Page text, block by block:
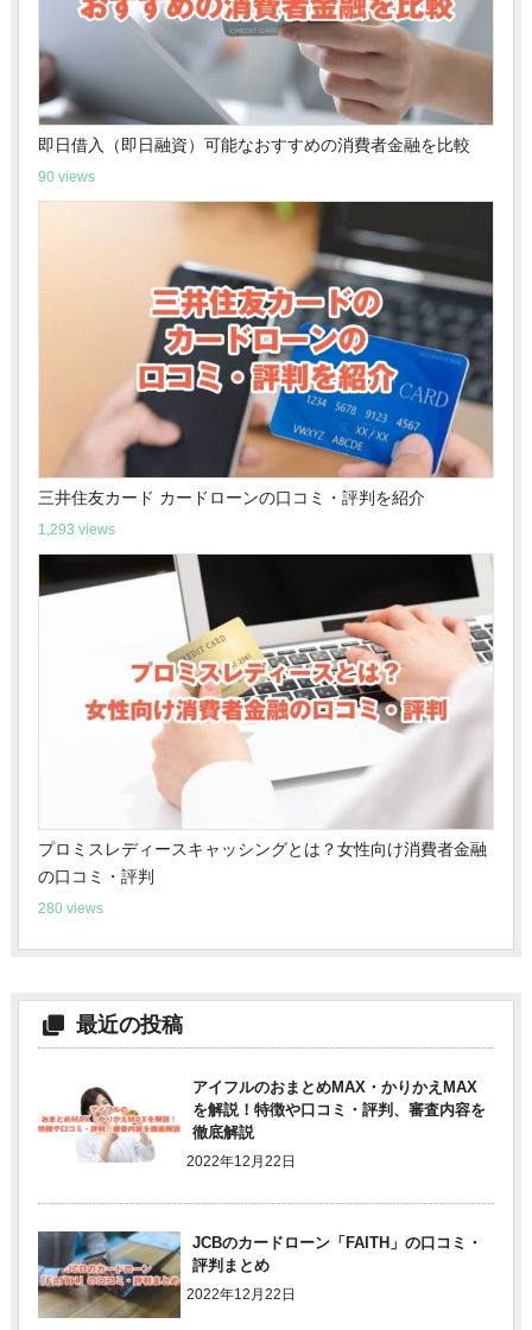
即日借入（即日融資）可能なおすすめの消費者金融を比較
90 views
三井住友カード カードローンの口コミ・評判を紹介
1,293 views
プロミスレディースキャッシングとは？女性向け消費者金融
の口コミ・評判
280 views
最近の投稿
アイフルのおまとめMAX・かりかえMAX
を解説！特徴や口コミ・評判、審査内容を
徹底解説
2022年12月22日
JCBのカードローン「FAITH」の口コミ・
評判まとめ
2022年12月22日